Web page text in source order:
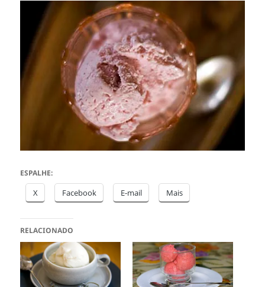
ESPALHE:
X Facebook E-mail Mais
RELACIONADO